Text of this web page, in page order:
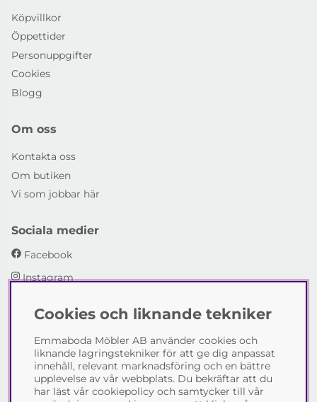
Köpvillkor
Öppettider
Personuppgifter
Cookies
Blogg
Om oss
Kontakta oss
Om butiken
Vi som jobbar här
Sociala medier
Facebook
Instagram
Emmaboda Möbler AB
I fyra generationer har vi hjälpt människor att möblera
sina hem och uppfylla sina inredningsdrömmar med
möbeldesign av högsta kvalitet. Vi vill hjälpa just dig att
skapa ditt drömhem - kontakta gärna oss och berätta
Cookies och liknande tekniker
Emmaboda Möbler AB använder cookies och
liknande lagringstekniker för att ge dig anpassat
innehåll, relevant marknadsföring och en bättre
upplevelse av vår webbplats. Du bekräftar att du
har läst vår cookiepolicy och samtycker till vår